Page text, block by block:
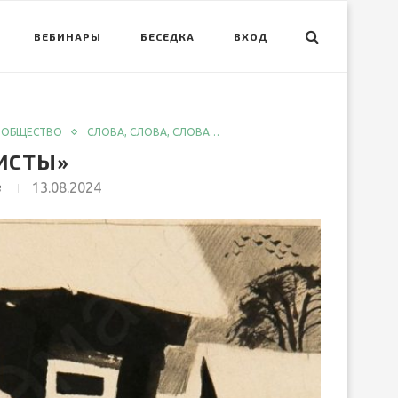
ВЕБИНАРЫ БЕСЕДКА ВХОД
ОБЩЕСТВО СЛОВА, СЛОВА, СЛОВА…
13.08.2024